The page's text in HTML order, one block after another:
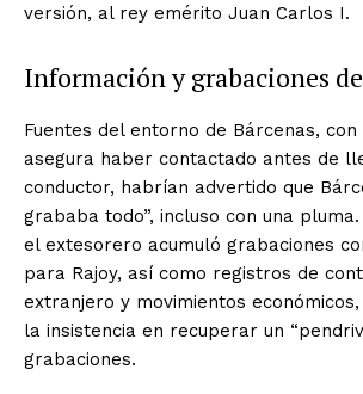
versión, al rey emérito Juan Carlos I.
Información y grabaciones
Fuentes del entorno de Bárcenas,
asegura haber contactado antes de
conductor, habrían advertido que
grababa todo”, incluso con una
el extesorero acumuló grabaciones
para Rajoy, así como registros de
extranjero y movimientos
la insistencia en recuperar un
grabaciones.